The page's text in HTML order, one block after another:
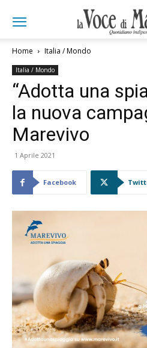
Home Italia / Mondo
Italia / Mondo
“Adotta una
la nuova
Marevivo
1 Aprile 2021
Facebook